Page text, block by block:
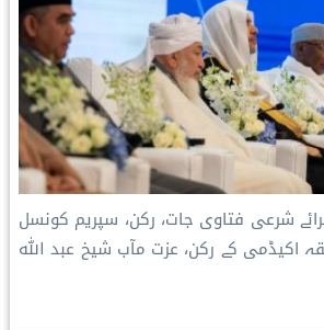
شرعی فتاوی جات، رکن، سپریم کونسل
اکیڈمی کے رکن، عزت مآب شیخ عبد اللہ